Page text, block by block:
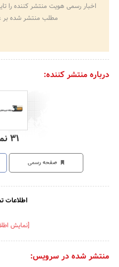
اخبار رسمی هویت منتشر کننده را
مطلب منتشر شده بر
درباره منتشر کننده:
31 نما
صفحه رسمی
اطلاعات
[نمایش
منتشر شده در سرویس: